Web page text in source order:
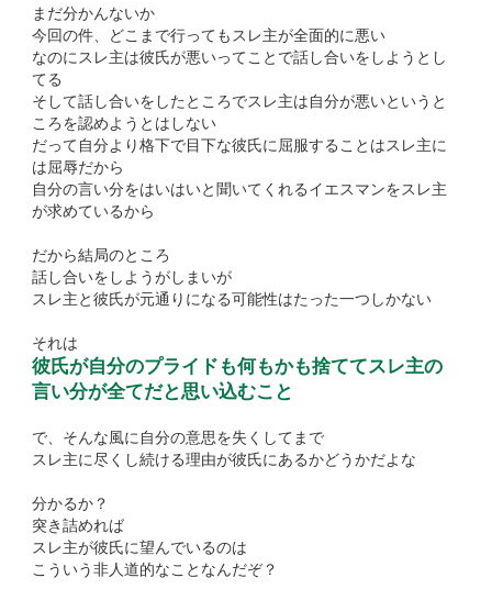
まだ分かんないか
今回の件、どこまで行ってもスレ主が全面的に悪い
なのにスレ主は彼氏が悪いってことで話し合いをしようとし
てる
そして話し合いをしたところでスレ主は自分が悪いというと
ころを認めようとはしない
だって自分より格下で目下な彼氏に屈服することはスレ主に
は屈辱だから
自分の言い分をはいはいと聞いてくれるイエスマンをスレ主
が求めているから
だから結局のところ
話し合いをしようがしまいが
スレ主と彼氏が元通りになる可能性はたった一つしかない
それは
彼氏が自分のプライドも何もかも捨ててスレ主の
言い分が全てだと思い込むこと
で、そんな風に自分の意思を失くしてまで
スレ主に尽くし続ける理由が彼氏にあるかどうかだよな
分かるか？
突き詰めれば
スレ主が彼氏に望んでいるのは
こういう非人道的なことなんだぞ？